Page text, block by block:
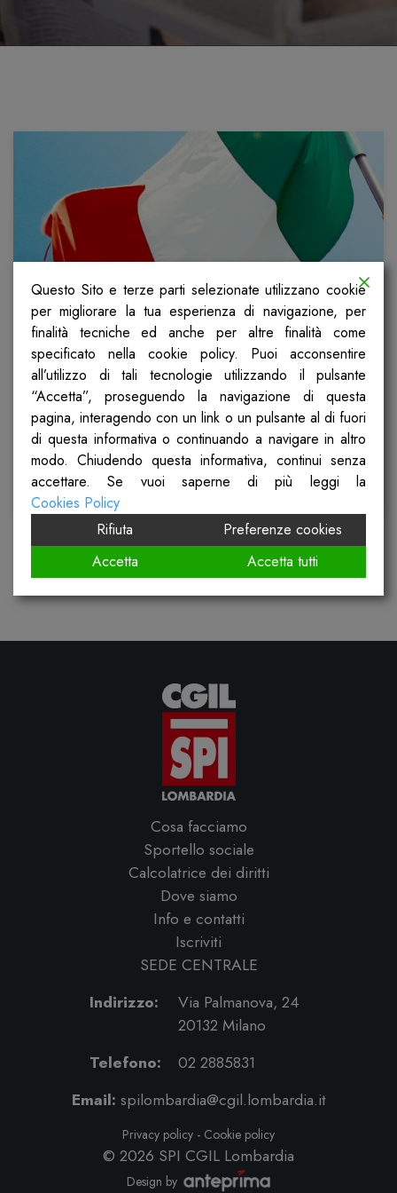
Cosa pensiamo quando
festeggiamo la nostra Repubblica
Pubblicato il
2 Giugno 2023
Scopri
Cosa facciamo
Sportello sociale
Calcolatrice dei diritti
Dove siamo
Info e contatti
Iscriviti
SEDE CENTRALE
Indirizzo:
Via Palmanova, 24
20132 Milano
Telefono:
02 2885831
Email: spilombardia@cgil.lombardia.it
Privacy policy - Cookie policy
© 2026 SPI CGIL Lombardia
Design by
Questo Sito e terze parti selezionate utilizzano cookie
per migliorare la tua esperienza di navigazione, per
finalità tecniche ed anche per altre finalità come
specificato nella cookie policy. Puoi acconsentire
all’utilizzo di tali tecnologie utilizzando il pulsante
“Accetta”, proseguendo la navigazione di questa
pagina, interagendo con un link o un pulsante al di fuori
di questa informativa o continuando a navigare in altro
modo. Chiudendo questa informativa, continui senza
accettare. Se vuoi saperne di più leggi la
Cookies Policy
Rifiuta
Preferenze cookies
Accetta
Accetta tutti